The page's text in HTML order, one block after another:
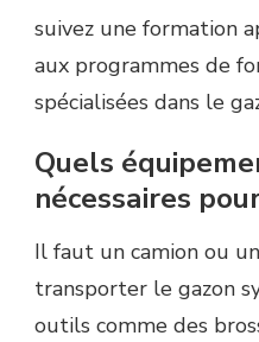
suivez une formation
aux programmes de
spécialisées dans le
Quels
nécessaires
Il faut un camion ou
transporter le gazon
outils comme des